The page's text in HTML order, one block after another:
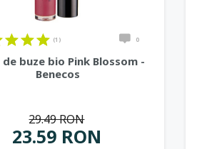
(1) 0
de buze bio Pink Blossom -
Benecos
23.59 RON
29.49 RON